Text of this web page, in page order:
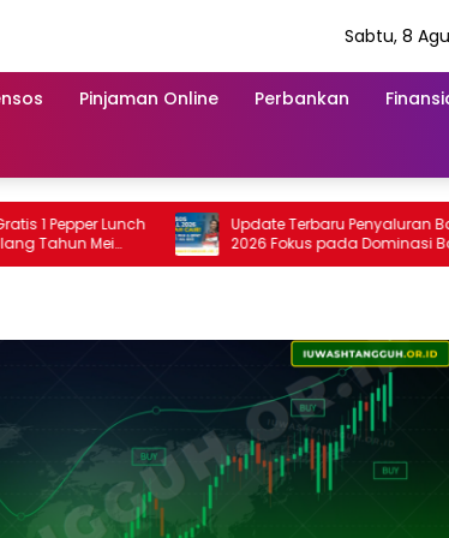
Sabtu, 8
Pinjaman Online Perbankan
Lunch
Mei
Update Terbaru Penyaluran Bansos
2026 Fokus pada Dominasi Bank BNI
serta Struk BRI